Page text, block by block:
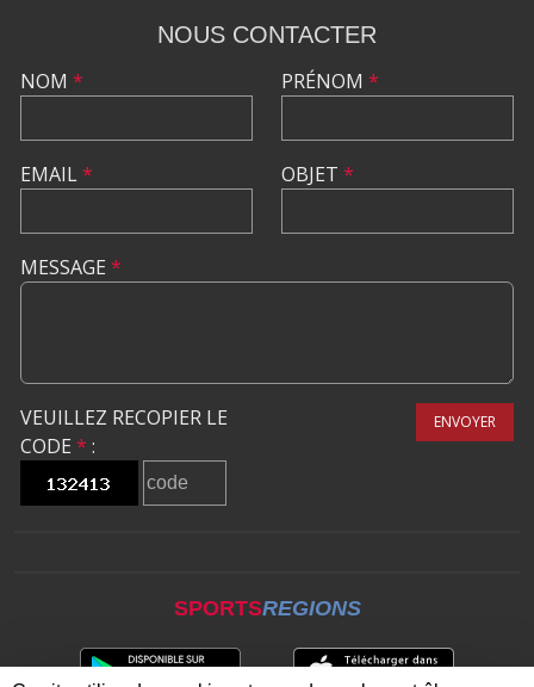
NOUS CONTACTER
NOM *
EMAIL*
PRÉNOM *
OBJET *
MESSAGE *
VEUILLEZ RECOPIER LE
CODE * :
ENVOYER
SPORTSREGIONS